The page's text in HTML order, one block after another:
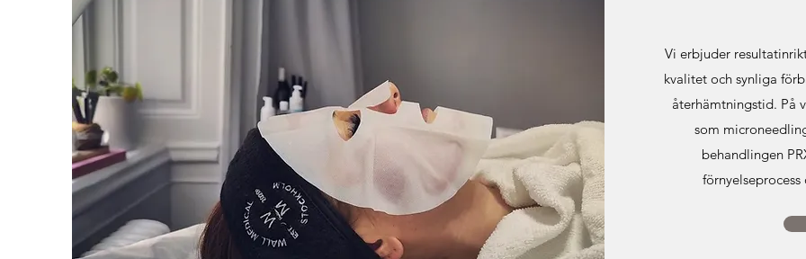
Vi erbjuder
kvalitet och synliga
återhämtningstid. På
som
behandlingen